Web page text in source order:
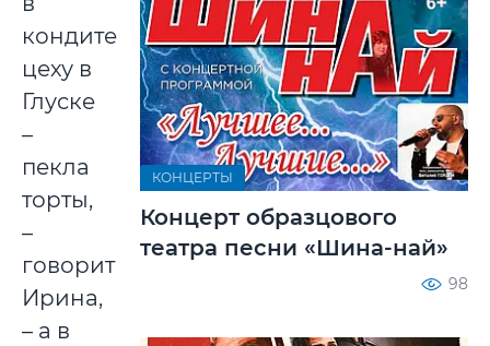
кондитерском
цеху в
Глуске
–
пекла
торты,
–
говорит
Ирина,
– а в
КОНЦЕРТЫ
Концерт образцового
театра песни «Шина-най»
98